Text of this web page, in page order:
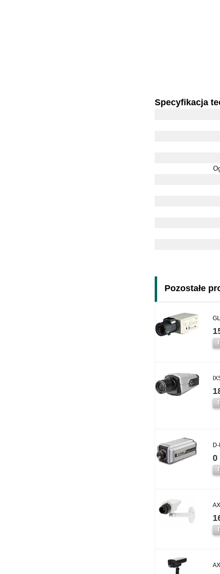
Specyfikacja
Pozostałe
0